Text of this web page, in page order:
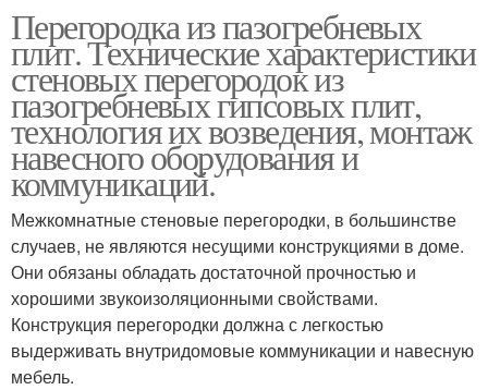
Перегородка из пазогребневых
плит. Технические характеристики
стеновых перегородок из
пазогребневых гипсовых плит,
технология их возведения, монтаж
навесного оборудования и
коммуникаций.
Межкомнатные стеновые перегородки, в большинстве
случаев, не являются несущими конструкциями в доме.
Они обязаны обладать достаточной прочностью и
хорошими звукоизоляционными свойствами.
Конструкция перегородки должна с легкостью
выдерживать внутридомовые коммуникации и навесную
мебель.